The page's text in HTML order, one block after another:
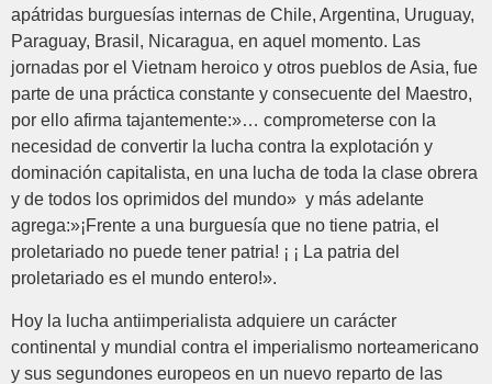
apátridas burguesías internas de Chile, Argentina, Uruguay,
Paraguay, Brasil, Nicaragua, en aquel momento. Las
jornadas por el Vietnam heroico y otros pueblos de Asia, fue
parte de una práctica constante y consecuente del Maestro,
por ello afirma tajantemente:»… comprometerse con la
necesidad de convertir la lucha contra la explotación y
dominación capitalista, en una lucha de toda la clase obrera
y de todos los oprimidos del mundo» y más adelante
agrega:»¡Frente a una burguesía que no tiene patria, el
proletariado no puede tener patria! ¡ ¡ La patria del
proletariado es el mundo entero!».
Hoy la lucha antiimperialista adquiere un carácter
continental y mundial contra el imperialismo norteamericano
y sus segundones europeos en un nuevo reparto de las